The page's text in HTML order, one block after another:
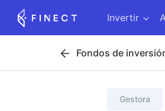
Invertir
Fondos de
Gestora